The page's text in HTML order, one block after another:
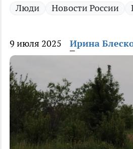
Люди Новости России
9 июля 2025 Ирина